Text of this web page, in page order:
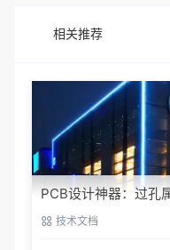
相关推荐
PCB设计神器：过孔
技术文档